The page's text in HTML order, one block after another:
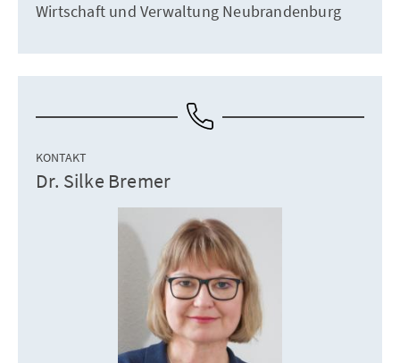
Wirtschaft und Verwaltung Neubrandenburg
KONTAKT
Dr. Silke Bremer